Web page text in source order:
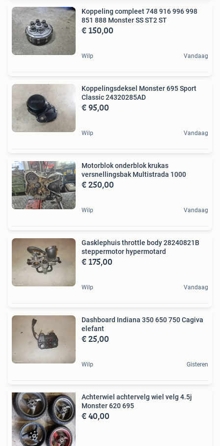
Koppeling compleet 748 916 996 998
851 888 Monster SS ST2 ST
€ 150,00
Wilp Vandaag
Koppelingsdeksel Monster 695 Sport
Classic 24320285AD
€ 95,00
Wilp Vandaag
Motorblok onderblok krukas
versnellingsbak Multistrada 1000
€ 250,00
Wilp Vandaag
Gasklephuis throttle body 28240821B
steppermotor hypermotard
€ 175,00
Wilp Vandaag
Dashboard Indiana 350 650 750 Cagiva
elefant
€ 25,00
Wilp Gisteren
Achterwiel achtervelg wiel velg 4.5j
Monster 620 695
€ 40,00